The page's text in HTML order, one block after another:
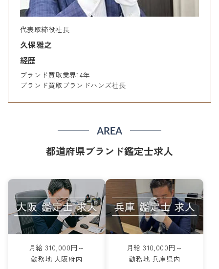
代表取締役社長
久保雅之
経歴
ブランド買取業界14年
ブランド買取ブランドハンズ社長
AREA
都道府県ブランド鑑定士求人
月給 310,000円～
勤務地 大阪府内
月給 310,000円～
勤務地 兵庫県内